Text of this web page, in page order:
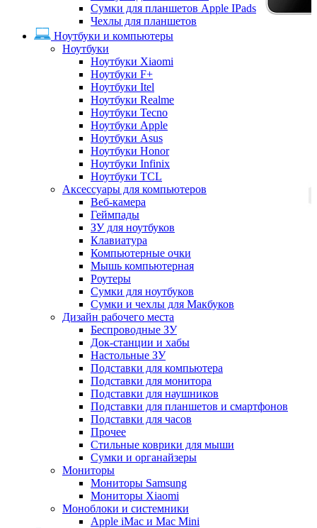
Сумки для планшетов Apple IPads
Чехлы для планшетов
Ноутбуки и компьютеры
Ноутбуки
Ноутбуки Xiaomi
Ноутбуки F+
Ноутбуки Itel
Ноутбуки Realme
Ноутбуки Tecno
Ноутбуки Apple
Ноутбуки Asus
Ноутбуки Honor
Ноутбуки Infinix
Ноутбуки TCL
Аксессуары для компьютеров
Веб-камера
Геймпады
ЗУ для ноутбуков
Клавиатура
Компьютерные очки
Мышь компьютерная
Роутеры
Сумки для ноутбуков
Сумки и чехлы для Макбуков
Дизайн рабочего места
Беспроводные ЗУ
Док-станции и хабы
Настольные ЗУ
Подставки для компьютера
Подставки для монитора
Подставки для наушников
Подставки для планшетов и смартфонов
Подставки для часов
Прочее
Стильные коврики для мыши
Сумки и органайзеры
Мониторы
Мониторы Samsung
Мониторы Xiaomi
Моноблоки и системники
Apple iMac и Mac Mini